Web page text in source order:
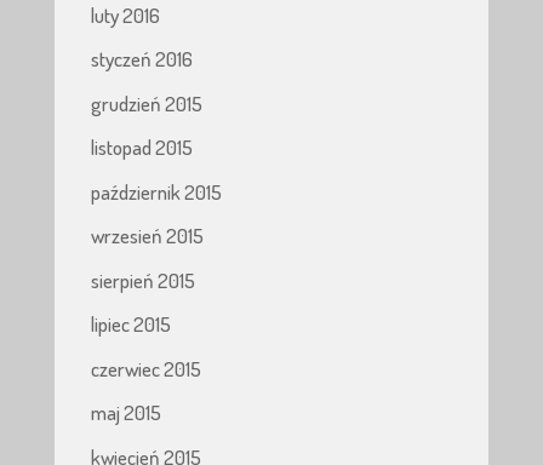
luty 2016
styczeń 2016
grudzień 2015
listopad 2015
październik 2015
wrzesień 2015
sierpień 2015
lipiec 2015
czerwiec 2015
maj 2015
kwiecień 2015